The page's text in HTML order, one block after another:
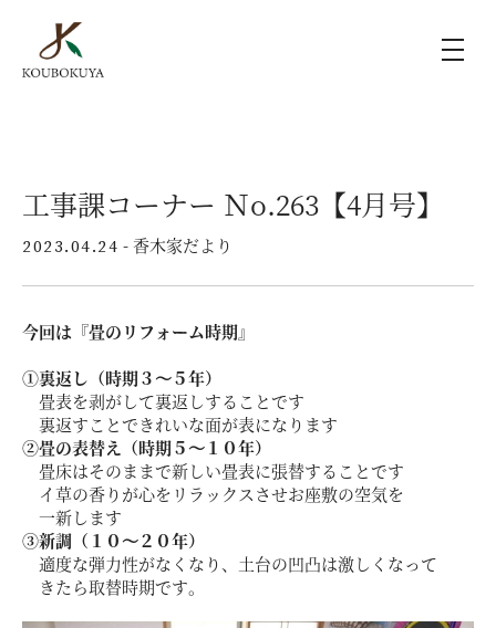
施工事例
ラインナップ
香木家通信
お客様の声
ムービー
工事課コーナー Ｎo.263【4月号】
2023.04.24 - 香木家だより
今回は『畳のリフォーム時期』
①裏返し（時期３～５年）
畳表を剥がして裏返しすることです
裏返すことできれいな面が表になります
②畳の表替え（時期５～１０年）
畳床はそのままで新しい畳表に張替することです
イ草の香りが心をリラックスさせお座敷の空気を
一新します
③新調（１０～２０年）
適度な弾力性がなくなり、土台の凹凸は激しくなって
きたら取替時期です。